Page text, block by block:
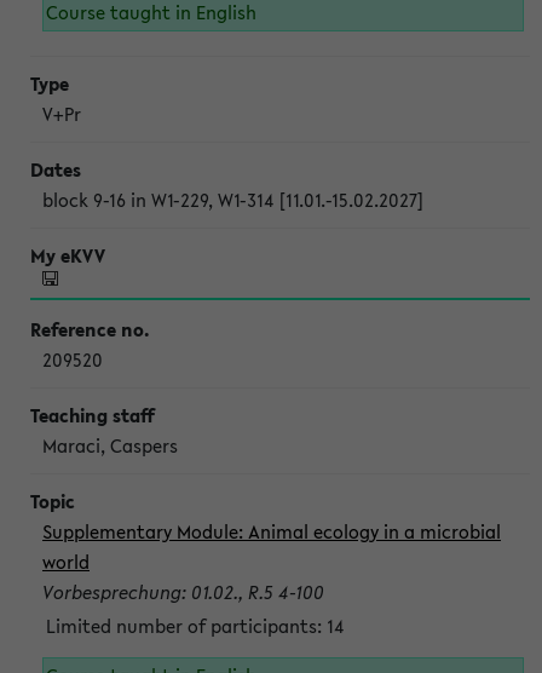
Course taught in English
V+Pr
block 9-16 in W1-229, W1-314 [11.01.-15.02.2027]
209520
Maraci, Caspers
Supplementary Module: Animal ecology in a microbial
world
Vorbesprechung: 01.02., R.5 4-100
Limited number of participants: 14